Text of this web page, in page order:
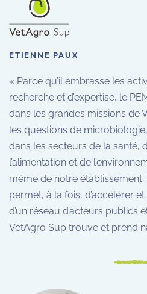
ETIENNE PAUX
« Parce qu’il embrasse les
recherche et d’expertise, le
dans les grandes missions de
les questions de
dans les secteurs de la santé,
l’alimentation et de
même de notre établissement.
permet, à la fois, d’accélérer
d’un réseau d’acteurs publics
VetAgro Sup trouve et prend